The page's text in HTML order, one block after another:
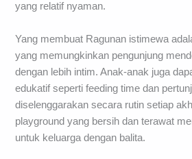
yang relatif nyaman.
Yang membuat Ragunan istimewa
yang memungkinkan pengunjung
dengan lebih intim. Anak-anak juga
edukatif seperti feeding time dan
diselenggarakan secara rutin setiap
playground yang bersih dan terawat
untuk keluarga dengan balita.